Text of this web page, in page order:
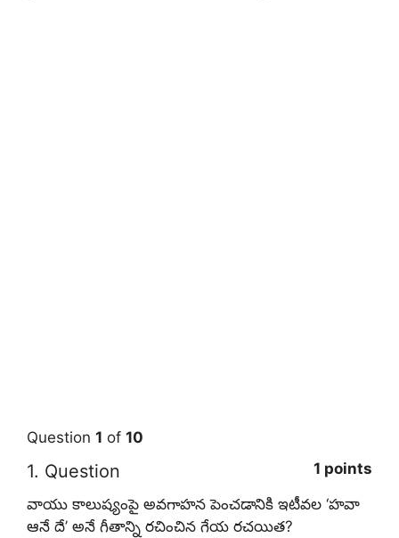
Question 1 of 10
1. Question
1 points
వాయు కాలుష్యంపై అవగాహన పెంచడానికి ఇటీవల ‘హవా
ఆనే దే’ అనే గీతాన్ని రచించిన గేయ రచయిత?